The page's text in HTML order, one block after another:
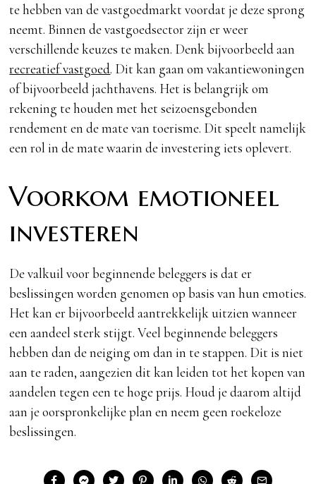
te hebben van de vastgoedmarkt voordat je deze sprong
neemt. Binnen de vastgoedsector zijn er weer
verschillende keuzes te maken. Denk bijvoorbeeld aan
recreatief vastgoed. Dit kan gaan om vakantiewoningen
of bijvoorbeeld jachthavens. Het is belangrijk om
rekening te houden met het seizoensgebonden
rendement en de mate van toerisme. Dit speelt namelijk
een rol in de mate waarin de investering iets oplevert.
Voorkom emotioneel
investeren
De valkuil voor beginnende beleggers is dat er
beslissingen worden genomen op basis van hun emoties.
Het kan er bijvoorbeeld aantrekkelijk uitzien wanneer
een aandeel sterk stijgt. Veel beginnende beleggers
hebben dan de neiging om dan in te stappen. Dit is niet
aan te raden, aangezien dit kan leiden tot het kopen van
aandelen tegen een te hoge prijs. Houd je daarom altijd
aan je oorspronkelijke plan en neem geen roekeloze
beslissingen.